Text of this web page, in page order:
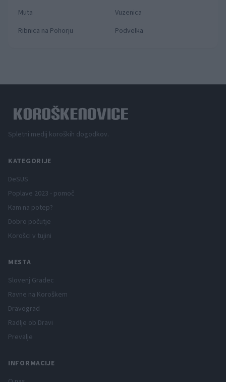
Muta
Vuzenica
Ribnica na Pohorju
Podvelka
Spletni medij koroških dogodkov.
KATEGORIJE
DeSUS
Poplave 2023 - pomoč
Kam na potep?
Dobro počutje
Korošci v tujini
MESTA
Slovenj Gradec
Ravne na Koroškem
Dravograd
Radlje ob Dravi
Prevalje
INFORMACIJE